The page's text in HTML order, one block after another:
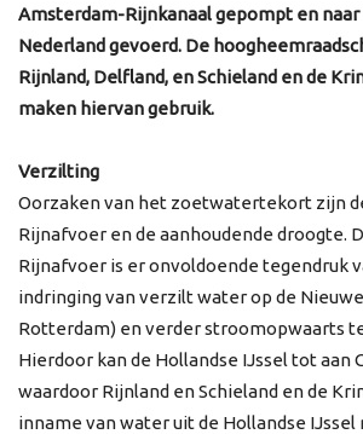
Amsterdam-Rijnkanaal gepompt en
Nederland gevoerd. De
Rijnland, Delfland, en Schieland en de
maken hiervan gebruik.
Verzilting
Oorzaken van het zoetwatertekort zijn
Rijnafvoer en de aanhoudende droogte.
Rijnafvoer is er onvoldoende tegendruk
indringing van verzilt water op de
Rotterdam) en verder stroomopwaarts
Hierdoor kan de Hollandse IJssel tot aan
waardoor Rijnland en Schieland en de
inname van water uit de Hollandse